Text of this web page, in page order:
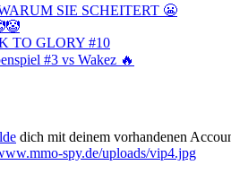
SIE SCHEITERT 😬
TO GLORY #10
#3 vs Wakez 🔥
dich mit deinem vorhandenen